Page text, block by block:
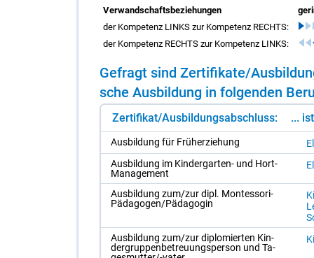
Verwandschaftsbeziehungen
der Kompetenz LINKS zur Kompetenz RECHTS:
der Kompetenz RECHTS zur Kompetenz LINKS:
Ge­fragt sind Zer­ti­fi­ka­te/​
sche Aus­bil­dung in fol­gen­den
Zertifikat/Ausbildungsabschluss: ...
Aus­bil­dung für Früh­er­zie­hung
Aus­bil­dung im Kin­der­gar­ten- und Hort-
Ma­nage­ment
Aus­bil­dung zum/​zur dipl. Montes­so­ri-
Päd­ago­gen/​Päd­ago­gin
Aus­bil­dung zum/​zur di­plo­mier­ten Kin­
der­grup­pen­be­treu­ungs­per­son und Ta­